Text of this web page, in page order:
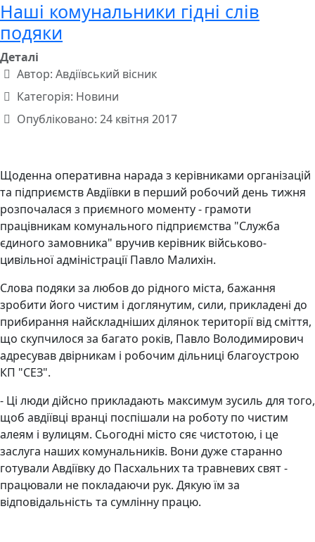
Наші комунальники гідні слів
подяки
Деталі
Автор: Авдіївський вісник
Категорія: Новини
Опубліковано: 24 квітня 2017
Щоденна оперативна нарада з керівниками організацій
та підприємств Авдіївки в перший робочий день тижня
розпочалася з приємного моменту - грамоти
працівникам комунального підприємства "Служба
єдиного замовника" вручив керівник військово-
цивільної адміністрації Павло Малихін.
Слова подяки за любов до рідного міста, бажання
зробити його чистим і доглянутим, сили, прикладені до
прибирання найскладніших ділянок території від сміття,
що скупчилося за багато років, Павло Володимирович
адресував двірникам і робочим дільниці благоустрою
КП "СЕЗ".
- Ці люди дійсно прикладають максимум зусиль для того,
щоб авдіївці вранці поспішали на роботу по чистим
алеям і вулицям. Сьогодні місто сяє чистотою, і це
заслуга наших комунальників. Вони дуже старанно
готували Авдіївку до Пасхальних та травневих свят -
працювали не покладаючи рук. Дякую їм за
відповідальність та сумлінну працю.